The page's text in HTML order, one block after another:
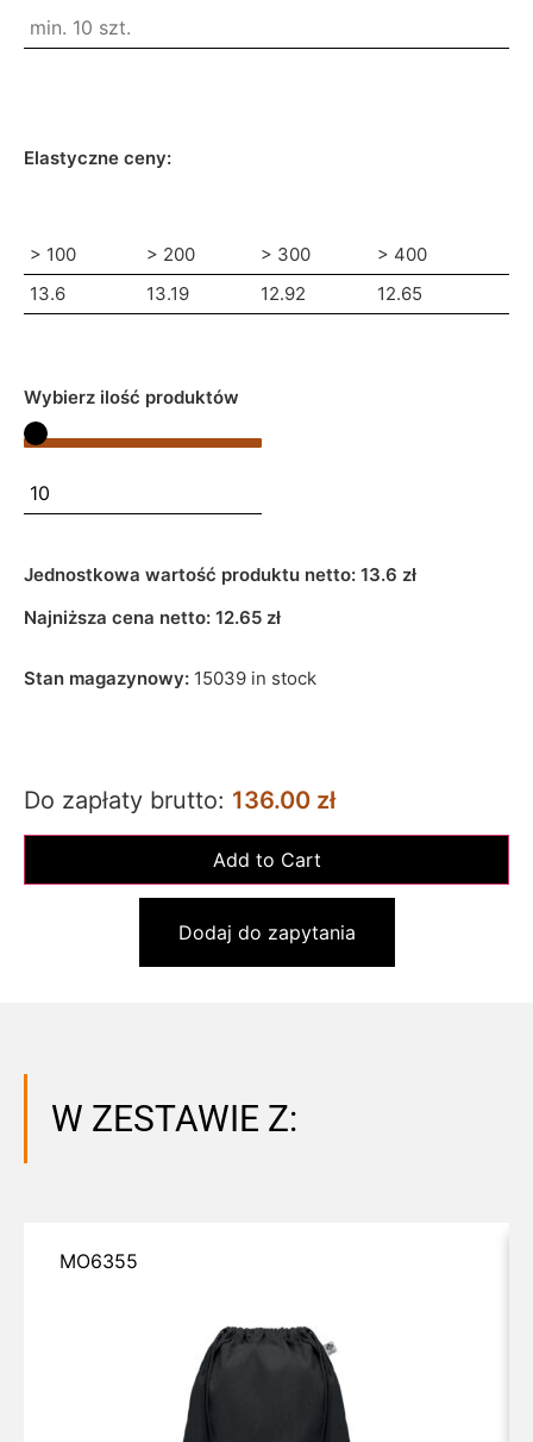
Elastyczne ceny:
> 100 > 200 > 300
> 400
13.6
13.19 12.92 12.65
Wybierz ilość produktów
Jednostkowa wartość produktu netto: 13.6 zł
Najniższa cena netto: 12.65 zł
Stan magazynowy: 15039 in stock
Do zapłaty brutto: 136.00 zł
Dodaj do zapytania
W ZESTAWIE Z:
MO6355